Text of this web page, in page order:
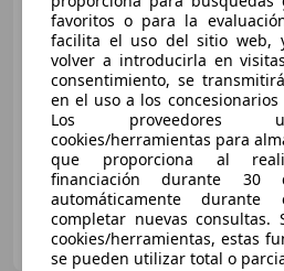
€
Sin
12/2002 233.000 km
SCUDERIA
ES-46006 VALENCIA
favoritos o para la
facilita el uso del sitio web,
volver a introducirla en
consentimiento, se
en el uso a los
Los proveedores
cookies/herramientas para
que proporciona al
financiación durante 30
automáticamente
completar nuevas
cookies/herramientas, estas
se pueden utilizar total o